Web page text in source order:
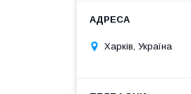
Харків, Україна